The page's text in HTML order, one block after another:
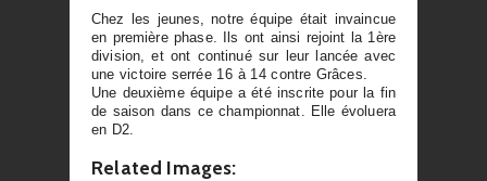
Chez les jeunes, notre équipe était invaincue
en première phase. Ils ont ainsi rejoint la 1ère
division, et ont continué sur leur lancée avec
une victoire serrée 16 à 14 contre Grâces.
Une deuxième équipe a été inscrite pour la fin
de saison dans ce championnat. Elle évoluera
en D2.
Related Images: